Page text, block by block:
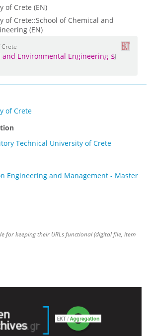
of Crete (EN)
of Crete::School of Chemical and
(EN)
and Environmental Engineering
of Crete
Technical University of Crete
Engineering and Management - Master
for keeping their URLs functional (digital file, item